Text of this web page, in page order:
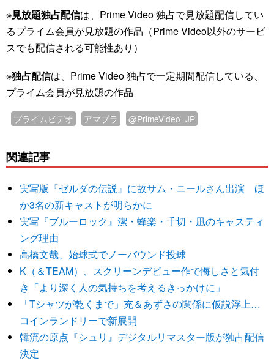
※見放題独占配信は、Prime Video 独占で見放題配信してい
るプライム会員が見放題の作品（Prime Video以外のサービ
スでも配信される可能性あり）
※独占配信は、Prime Video 独占で一定期間配信している、
プライム会員が見放題の作品
プライムビデオ アマプラ @PrimeVideo_JP
関連記事
実写版『ゼルダの伝説』に故サム・ニールさん出演 ほ
か3名の新キャストが明らかに
実写『ブルーロック』潔・蜂楽・千切・凪のキャスティ
ング理由
高橋文哉、始球式でノーバウンド投球
K（＆TEAM）、スクリーンデビュー作で悔しさと気付
き「より深く人の気持ちを考えるきっかけに」
「Tシャツが乾くまで」充＆あずさの関係に仮説浮上…
コインランドリーで新展開
韓流の原点『シュリ』デジタルリマスター版が独占配信
決定